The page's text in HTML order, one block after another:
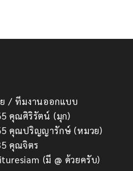
/ ทีมงานออกแบบ
คุณศิริรัตน์ (มุก)
คุณปริญญารักษ์ (หมวย)
คุณจิตร
(มี @ ด้วยครับ)